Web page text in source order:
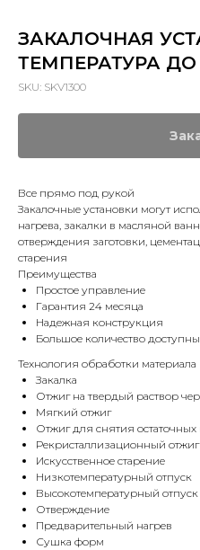
ЗАКАЛОЧНАЯ
ТЕМПЕРАТУРА ДО
SKU: SKV1300
Все прямо под рукой
Закалочные установки могут
нагрева, закалки в масляной
отверждения заготовки,
старения
Преимущества
Простое управление
Гарантия 24 месяца
Надежная конструкция
Большое количество
Технология обработки материала
Закалка
Отжиг на твердый раствор
Мягкий отжиг
Отжиг для снятия
Рекристаллизационный отжиг
Искусственное старение
Низкотемпературный отпуск
Высокотемпературный отпуск
Отверждение
Предварительный нагрев
Сушка форм